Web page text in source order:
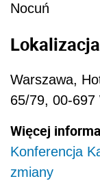
Nocuń
Lokalizacja
Warszawa,
65/79, 00-697
Więcej
Konferencja
zmiany